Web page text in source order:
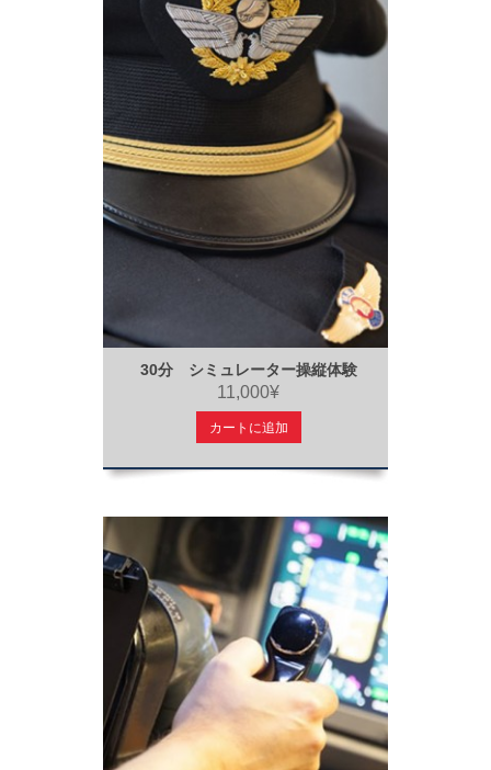
30分 シミュレーター操縦体験
11,000¥
カートに追加